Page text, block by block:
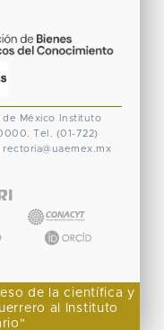
de México
Instituto
Tel. (01-722)
rectoria@uaemex.mx
de la científica y
al Instituto